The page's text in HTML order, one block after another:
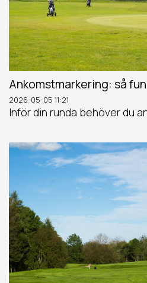
Ankomstmarkering: så
2026-05-05 11:21
Inför din runda behöver du